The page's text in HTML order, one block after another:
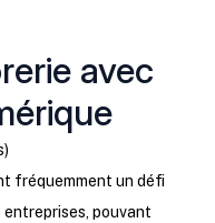
avec
fréquemment un défi
pouvant